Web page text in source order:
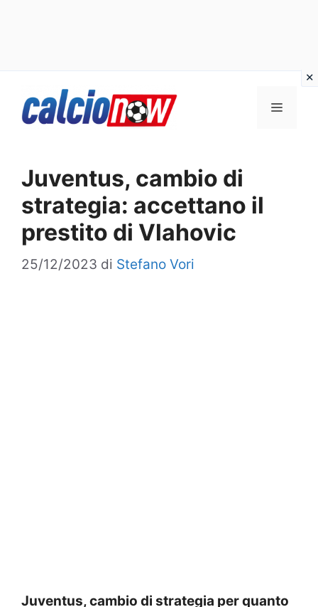
Menu
Juventus, cambio di
strategia: accettano il
prestito di Vlahovic
25/12/2023 di Stefano Vori
Juventus, cambio di strategia per quanto